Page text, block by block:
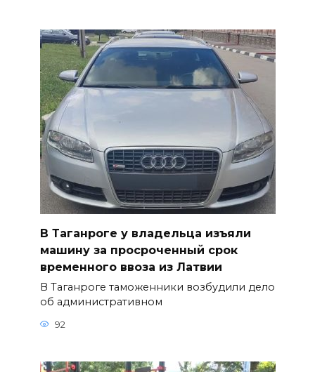
В Таганроге у владельца изъяли
машину за просроченный срок
временного ввоза из Латвии
В Таганроге таможенники возбудили дело
об административном
92